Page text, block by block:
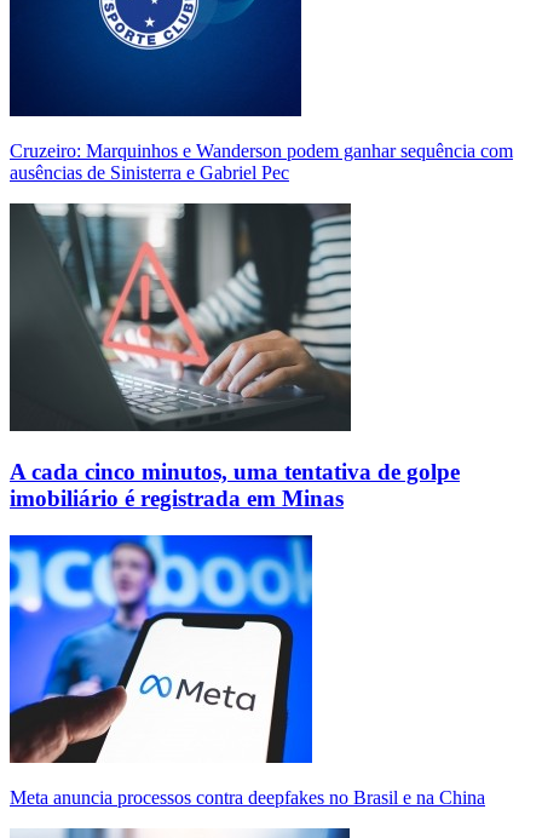
Cruzeiro: Marquinhos e Wanderson podem ganhar sequência com
ausências de Sinisterra e Gabriel Pec
A cada cinco minutos, uma tentativa de golpe
imobiliário é registrada em Minas
Meta anuncia processos contra deepfakes no Brasil e na China